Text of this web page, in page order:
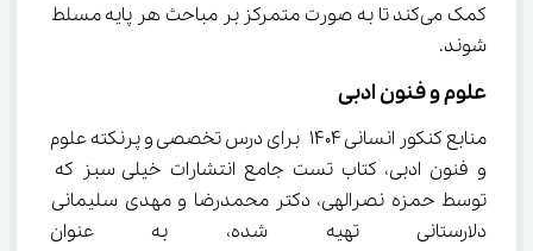
کمک می‌کند تا به صورت متمرکز بر مباحث هر پایه مسلط
شوند.
علوم و فنون ادبی
منابع کنکور انسانی 1404 برای درس تخصصی و پرنکته علوم
و فنون ادبی، کتاب تست جامع انتشارات خیلی سبز که
توسط حمزه نصرالهی، دکتر محمدرضا و مهدی سلیمانی
دلارستانی تهیه شده، به